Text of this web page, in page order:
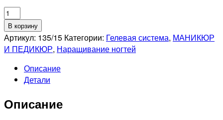
Количество
товара
RUNAIL
Гель
шиммером
BUILDER
В корзину
Артикул: 135/15 Категории: Гелевая система, МАНИКЮР
И ПЕДИКЮР, Наращивание ногтей
Описание
Детали
Описание